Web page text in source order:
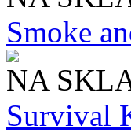
Smoke
NA
Survival